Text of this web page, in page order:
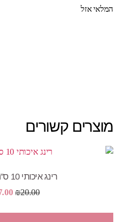
המלאי אזל
מוצרים קשורים
רינג איכותי 10 ס"מ גובה 5
₪20.00